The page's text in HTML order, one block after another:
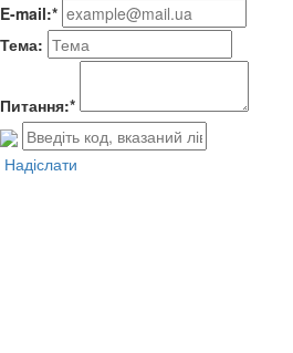
E-mail:*
Тема:
Питання:*
Надіслати